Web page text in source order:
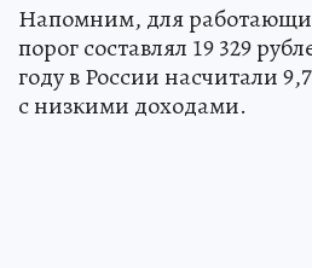
Напомним, для
порог составлял 19 329
году в России насчитали
с низкими доходами.